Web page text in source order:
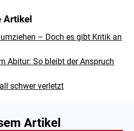
Artikel
– Doch es gibt Kritik an
Abitur: So bleibt der Anspruch
schwer verletzt
Artikel